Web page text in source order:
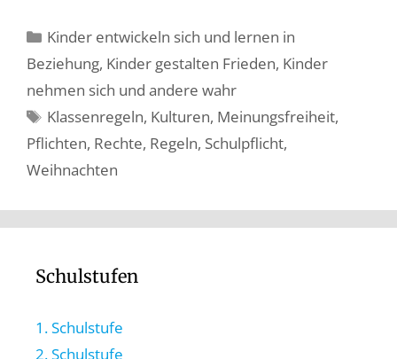
Kinder entwickeln sich und lernen in
Beziehung, Kinder gestalten Frieden, Kinder
nehmen sich und andere wahr
Klassenregeln, Kulturen, Meinungsfreiheit,
Pflichten, Rechte, Regeln, Schulpflicht,
Weihnachten
Schulstufen
1. Schulstufe
2. Schulstufe